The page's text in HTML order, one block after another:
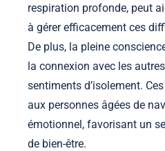
respiration profonde, peut
à gérer efficacement ces
De plus, la pleine
la connexion avec les
sentiments d’isolement.
aux personnes âgées de
émotionnel, favorisant un
de bien-être.